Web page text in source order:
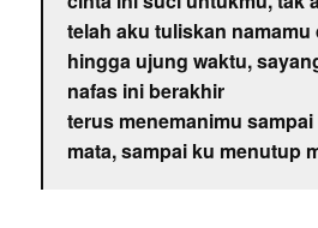
telah aku tuliskan
hingga ujung waktu,
nafas ini berakhir
terus menemanimu
mata, sampai ku menutup